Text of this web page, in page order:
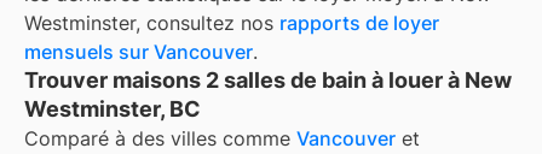
Westminster, consultez nos rapports de loyer
mensuels sur Vancouver.
Trouver maisons 2 salles de bain à louer à New
Westminster, BC
Comparé à des villes comme Vancouver et